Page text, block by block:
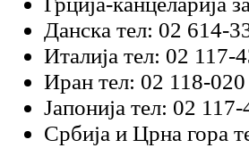
Данска тел: 02 614-
Италија тел: 02 117-
Иран тел: 02 118-020
Јапонија тел: 02
Србија и Црна гора